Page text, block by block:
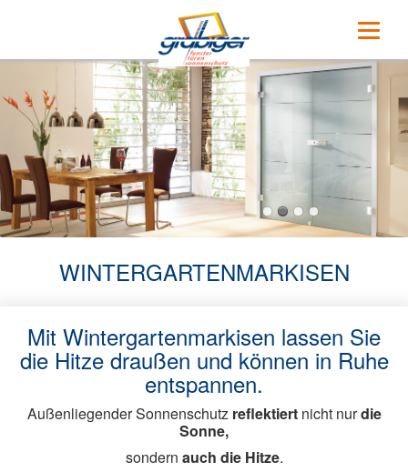
Navigation
überspringen
Home
Unsere Partner
Fenster
Holz
Holz-Aluminium
Kunststoff
Aluminium
Haustüren
Sonnenschutz
WINTERGARTENMARKISEN
Mit Wintergartenmarkisen lassen Sie
die Hitze draußen und können in Ruhe
entspannen.
Außenliegender Sonnenschutz reflektiertnicht nurdie
Sonne,
sondern auch die Hitze.